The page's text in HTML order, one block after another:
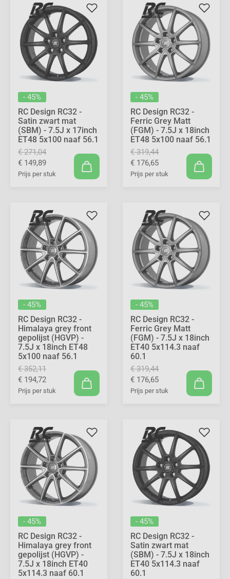
- 45%
RC Design RC32 -
Satin zwart mat
(SBM) - 7.5J x 17inch
ET48 5x100 naaf 56.1
€ 271,04
€ 149,89
Prijs per stuk
- 45%
RC Design RC32 -
Ferric Grey Matt
(FGM) - 7.5J x 18inch
ET48 5x100 naaf 56.1
€ 319,44
€ 176,65
Prijs per stuk
- 45%
RC Design RC32 -
Himalaya grey front
gepolijst (HGVP) -
7.5J x 18inch ET48
5x100 naaf 56.1
€ 352,11
€ 194,72
Prijs per stuk
- 45%
RC Design RC32 -
Ferric Grey Matt
(FGM) - 7.5J x 18inch
ET40 5x114.3 naaf
60.1
€ 319,44
€ 176,65
Prijs per stuk
- 45%
RC Design RC32 -
Himalaya grey front
gepolijst (HGVP) -
7.5J x 18inch ET40
5x114.3 naaf 60.1
- 45%
RC Design RC32 -
Satin zwart mat
(SBM) - 7.5J x 18inch
ET40 5x114.3 naaf
60.1